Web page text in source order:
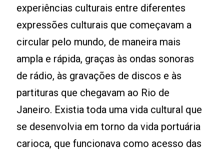
experiências culturais entre diferentes
expressões culturais que começavam a
circular pelo mundo, de maneira mais
ampla e rápida, graças às ondas sonoras
de rádio, às gravações de discos e às
partituras que chegavam ao Rio de
Janeiro. Existia toda uma vida cultural que
se desenvolvia em torno da vida portuária
carioca, que funcionava como acesso das